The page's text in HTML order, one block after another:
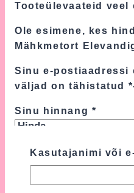
Tooteülevaateid veel
Ole esimene, kes
Mähkmetort
Sinu e-postiaadressi
väljad on tähistatud *
Sinu hinnang *
Sinu arvustus*
Kasutajanimi või